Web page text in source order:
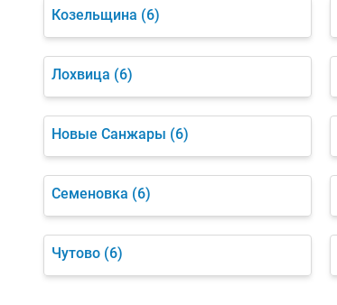
Козельщина (6)
Лохвица (6)
Новые Санжары (6)
Семеновка (6)
Чутово (6)